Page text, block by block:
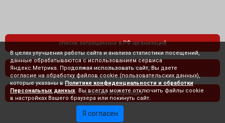
список запрещенных в РФ организаций
политика конфиденциальности
правовая информация
В целях улучшения работы сайта и анализа статистики посещений,
данные обрабатываются с использованием сервиса
Яндекс.Метрика. Продолжая использовать сайт, Вы даете
согласие на обработку файлов cookie (пользовательских данных),
которые указаны в Политике конфиденциальности и обработки
Персональных данных . Вы всегда можете отключить файлы cookie
в настройках Вашего браузера или покинуть сайт.
Я согласен